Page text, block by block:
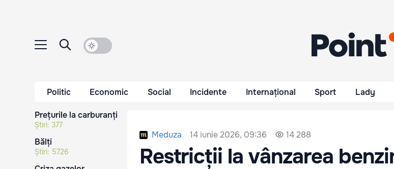
Politic Economic Social Incidente Internațional Sport Lady
Prețurile la carburanți
Știri: 377
Bălți
Știri: 5726
Meduza 14 iunie 2026, 09:36 14 288
Restricții la vânzarea